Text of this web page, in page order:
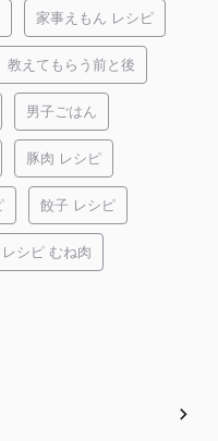
家事えもん レシピ
教えてもらう前と後
男子ごはん
豚肉 レシピ
餃子 レシピ
シピ むね肉